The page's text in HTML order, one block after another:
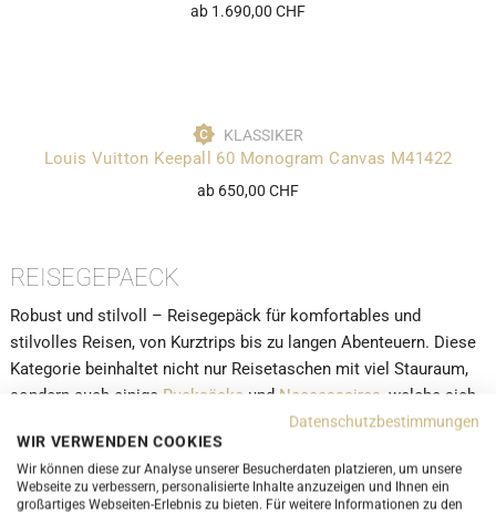
ab 1.690,00 CHF
KLASSIKER
Louis Vuitton Keepall 60 Monogram Canvas M41422
ab 650,00 CHF
REISEGEPAECK
Robust und stilvoll – Reisegepäck für komfortables und
stilvolles Reisen, von Kurztrips bis zu langen Abenteuern. Diese
Kategorie beinhaltet nicht nur Reisetaschen mit viel Stauraum,
sondern auch einige Rucksäcke und Neccessaires , welche sich
besonders zum reisen eignen. In dieser Kategorie finden Sie
somit alles, was Sie für Ihre nächste Reise benötigen. Die
beliebteste Reisetasche aus unserem Webshop ist dieLouis
VuittonKeepall. Die kleinere Version der Kepall ist die Speedy,
Datenschutzbestimmungen
WIR VERWENDEN COOKIES
Wir können diese zur Analyse unserer Besucherdaten platzieren, um unsere
Webseite zu verbessern, personalisierte Inhalte anzuzeigen und Ihnen ein
großartiges Webseiten-Erlebnis zu bieten. Für weitere Informationen zu den